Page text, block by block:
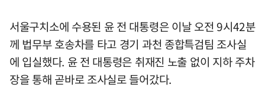
서울구치소에 수용된 윤 전 대통령은 이날 오전 9시42분
께 법무부 호송차를 타고 경기 과천 종합특검팀 조사실
에 입실했다. 윤 전 대통령은 취재진 노출 없이 지하 주차
장을 통해 곧바로 조사실로 들어갔다.